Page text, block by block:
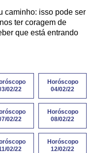
caminho: isso pode ser
ter coragem de
que está entrando
02/22
Horóscopo
04/02/22
02/22
Horóscopo
08/02/22
02/22
Horóscopo
12/02/22